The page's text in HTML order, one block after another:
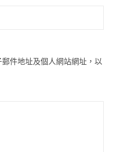
件地址及個人網站網址，以